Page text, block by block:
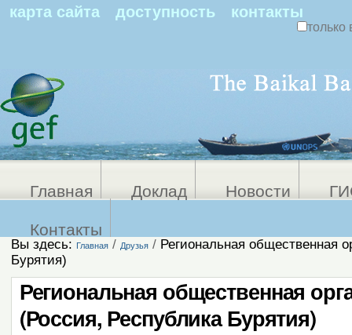
карта сайта доступность контакты
только
Главная Доклад Новости
Контакты
Вы здесь: Главная / Друзья / Региональная общественная
Бурятия)
Региональная общественная
(Россия, Республика Бурятия)